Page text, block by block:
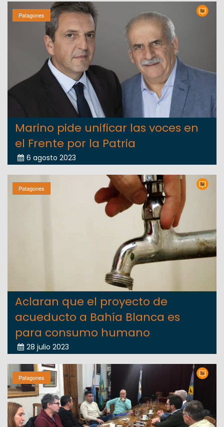
Patagones
Marino pide unificar las voces en
el Frente por la Patria
6 agosto 2023
Patagones
Aclaran que el proyecto de
acueducto a Bahía Blanca es
para consumo humano
28 julio 2023
Patagones